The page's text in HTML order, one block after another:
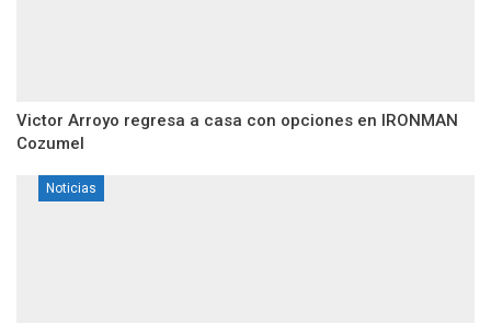
Victor Arroyo regresa a casa con opciones en IRONMAN
Cozumel
Noticias